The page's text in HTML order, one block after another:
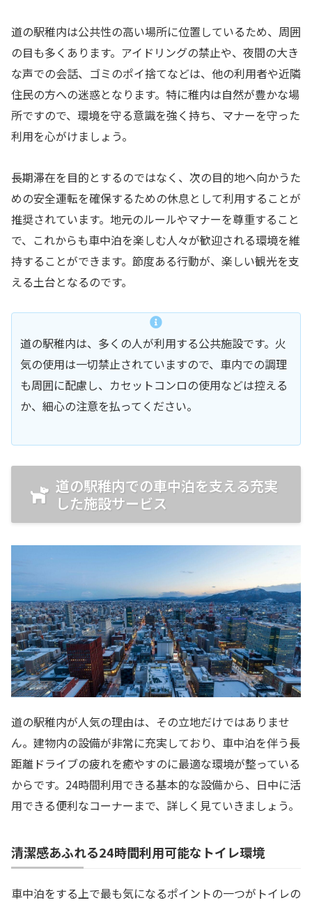
道の駅稚内は公共性の高い場所に位置しているため、周囲
の目も多くあります。アイドリングの禁止や、夜間の大き
な声での会話、ゴミのポイ捨てなどは、他の利用者や近隣
住民の方への迷惑となります。特に稚内は自然が豊かな場
所ですので、環境を守る意識を強く持ち、マナーを守った
利用を心がけましょう。
長期滞在を目的とするのではなく、次の目的地へ向かうた
めの安全運転を確保するための休息として利用することが
推奨されています。地元のルールやマナーを尊重すること
で、これからも車中泊を楽しむ人々が歓迎される環境を維
持することができます。節度ある行動が、楽しい観光を支
える土台となるのです。
道の駅稚内は、多くの人が利用する公共施設です。火
気の使用は一切禁止されていますので、車内での調理
も周囲に配慮し、カセットコンロの使用などは控える
か、細心の注意を払ってください。
道の駅稚内での車中泊を支える充実
した施設サービス
道の駅稚内が人気の理由は、その立地だけではありませ
ん。建物内の設備が非常に充実しており、車中泊を伴う長
距離ドライブの疲れを癒やすのに最適な環境が整っている
からです。24時間利用できる基本的な設備から、日中に活
用できる便利なコーナーまで、詳しく見ていきましょう。
清潔感あふれる24時間利用可能なトイレ環境
車中泊をする上で最も気になるポイントの一つがトイレの